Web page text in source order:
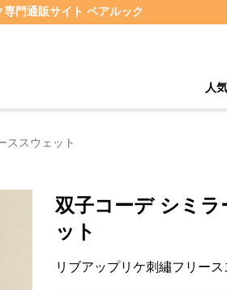
専門通販サイト ペアルック
人
ススウェット
双子コーデ シミ
ット
リブアップリケ刺繡フリー